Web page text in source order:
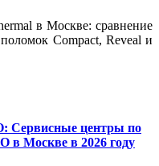
в Москве: сравнение
Compact, Reveal и
Сервисные центры по
в Москве в 2026 году